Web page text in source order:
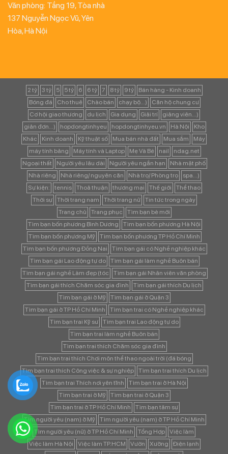
Văn phòng: Tầng 19, Tòa nhà
137 Nguyễn Ngọc Vũ, Yên
Hòa, Hà Nội
2 tỷ 3 tỷ 5 5 tỷ 6 6 tỷ 7 8 tỷ 9 tỷ
Bán hàng - Kinh doanh
Bóng đá
Cho thuê Chào bán chạy bộ...)
Căn hộ chung cư
Cơ hội giao thương
du lịch Gia dụng Giải trí
giảng viên...)
giản đơn...)
hopdongtinhyeu hopdongtinhyeu.vn Hà Nội
Kho
Khác
Kinh doanh Kỹ thuật số Mua bán nhà đất Mua sắm
Máy
máy tính bảng
Máy tính và Laptop Mẹ Và Bé nail
ndag.net
Ngoại thất
Người yêu lâu dài Người yêu ngắn hạn
Nhà mặt phố
Nhà riêng
Nhà riêng/ nguyên căn Nhà trọ/ Phòng trọ
spa...)
Sự kiện:
tennis Thoả thuận thương mại Thế giới
Thể thao
Thời sự
Thời trang nam Thời trang nữ
Tin tức trong ngày
Trang chủ
Trang phục
Tìm bạn bè mới
Tìm bạn bốn phương Bình Dương
Tìm bạn bốn phương Hà Nội
Tìm bạn bốn phương Mỹ
Tìm bạn bốn phương TP Hồ Chí Minh
Tìm bạn bốn phương Đồng Nai
Tìm bạn gái có Nghề nghiệp khác
Tìm bạn gái Lao động tự do
Tìm bạn gái làm nghề Buôn bán
Tìm bạn gái nghề Làm đẹp (tóc
Tìm bạn gái Nhân viên văn phòng
Tìm bạn gái thích Chăm sóc gia đình
Tìm bạn gái thích Du lịch
Tìm bạn gái ở Mỹ
Tìm bạn gái ở Quận 3
Tìm bạn gái ở TP Hồ Chí Minh
Tìm bạn trai có Nghề nghiệp khác
Tìm bạn trai Kỹ sư
Tìm bạn trai Lao động tự do
Tìm bạn trai làm nghề Buôn bán
Tìm bạn trai thích Chăm sóc gia đình
Tìm bạn trai thích Chơi môn thể thao ngoài trời (đá bóng
Tìm bạn trai thích Công việc & sự nghiệp
Tìm bạn trai thích Du lịch
Tìm bạn trai Thích nơi yên tĩnh
Tìm bạn trai ở Hà Nội
Tìm bạn trai ở Mỹ
Tìm bạn trai ở Quận 3
Tìm bạn trai ở TP Hồ Chí Minh
Tìm bạn tâm sự
Tìm người yêu (nam) ở Mỹ
Tìm người yêu (nam) ở TP Hồ Chí Minh
Tìm người yêu (nữ) ở TP Hồ Chí Minh
Tổng Hợp
Việc làm
Việc làm Hà Nội
Việc làm TP.HCM Vườn Xưởng
Điện lạnh